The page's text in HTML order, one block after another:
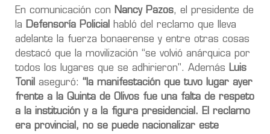
En comunicación con Nancy Pazos, el presidente de
la Defensoría Policial
habló del reclamo que lleva
adelante la fuerza bonaerense y entre otras cosas
destacó que la movilización “se volvió anárquica por
todos los lugares que se adhirieron". Además Luis
Tonil aseguró: “la manifestación que tuvo lugar ayer
frente a la Quinta de Olivos fue una falta de respeto
a la institución y a la figura presidencial. El reclamo
era provincial, no se puede nacionalizar este